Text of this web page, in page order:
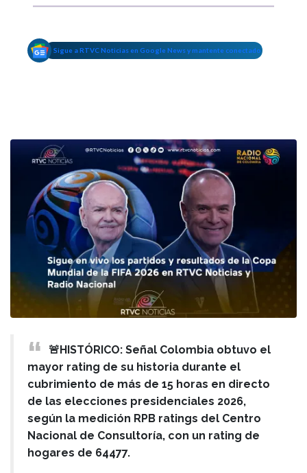
Sigue a RTVC Noticias en Google News y mantente conectado
🚨HISTÓRICO: Señal Colombia obtuvo el
mayor rating de su historia durante el
cubrimiento de más de 15 horas en directo
de las elecciones presidenciales 2026,
según la medición RPB ratings del Centro
Nacional de Consultoría, con un rating de
hogares de 64477.